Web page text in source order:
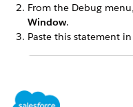
From the Debug
Window.
Paste this statement
Select the entire